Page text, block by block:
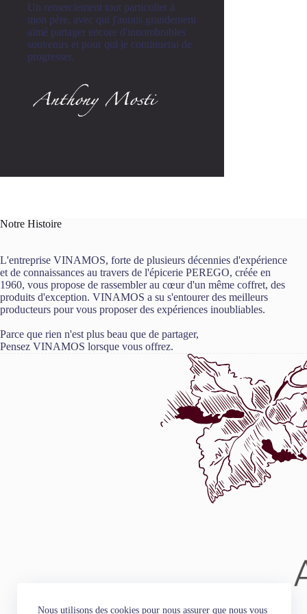
Nous utilisons des cookies pour nous assurer que nous vous
Un remerciement tout particulier à
mon père, avec qui j'aurais grandement
aimé partager encore d'innombrables
souvenirs et pour qui je continuerai de
progresser.
Notre Histoire
L'entreprise VINAMOS, forte de plusieurs décennies d'expérience
et de connaissances au travers de l'épicerie PEREGO, créée en
1960, vous propose de rassembler au cœur d'un même coffret, des
produits d'exception. VINAMOS a su s'entourer des meilleurs
producteurs pour vous proposer des expériences inoubliables.
Parce que rien n'est plus beau que de partager,
Pensez VINAMOS lorsque vous offrez.